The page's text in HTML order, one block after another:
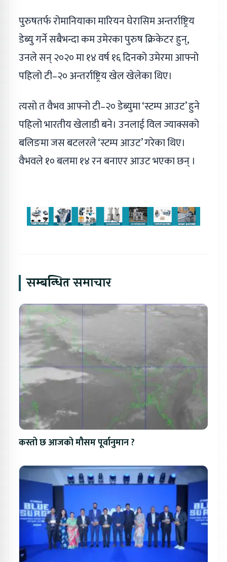
पुरुषतर्फ रोमानियाका मारियन घेरासिम अन्तर्राष्ट्रिय
डेब्यु गर्ने सबैभन्दा कम उमेरका पुरुष क्रिकेटर हुन्,
उनले सन् २०२० मा १४ वर्ष १६ दिनको उमेरमा आफ्नो
पहिलो टी–२० अन्तर्राष्ट्रिय खेल खेलेका थिए।
त्यसो त वैभव आफ्नो टी–२० डेब्युमा ‘स्टम्प आउट’ हुने
पहिलो भारतीय खेलाडी बने। उनलाई विल ज्याक्सको
बलिङमा जस बटलरले ‘स्टम्प आउट’ गरेका थिए।
वैभवले १० बलमा १४ रन बनाएर आउट भएका छन् ।
सम्बन्धित समाचार
कस्तो छ आजको मौसम पूर्वानुमान ?